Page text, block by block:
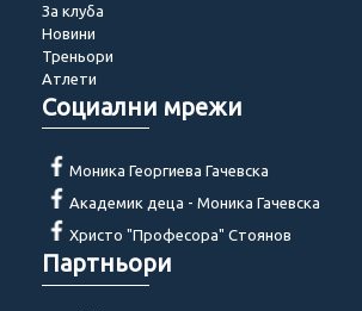
За клуба
Новини
Треньори
Атлети
Социални мрежи
Моника Георгиева Гачевска
Академик деца - Моника Гачевска
Христо "Професора" Стоянов
Партньори